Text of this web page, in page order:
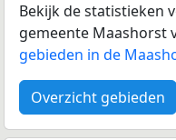
Bekijk de statistieken
gemeente Maashorst
gebieden in de
Overzicht gebieden